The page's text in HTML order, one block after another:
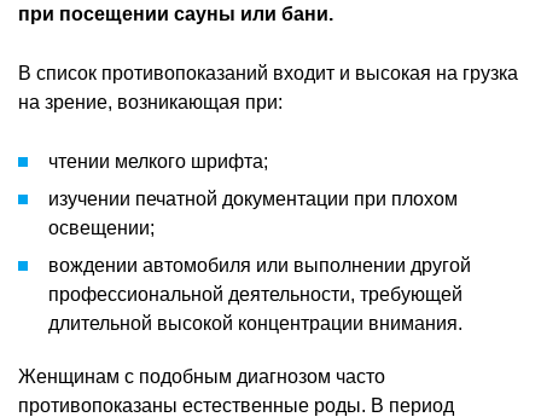
при посещении сауны или бани.
В список противопоказаний входит и высокая на грузка
на зрение, возникающая при:
чтении мелкого шрифта;
изучении печатной документации при плохом
освещении;
вождении автомобиля или выполнении другой
профессиональной деятельности, требующей
длительной высокой концентрации внимания.
Женщинам с подобным диагнозом часто
противопоказаны естественные роды. В период